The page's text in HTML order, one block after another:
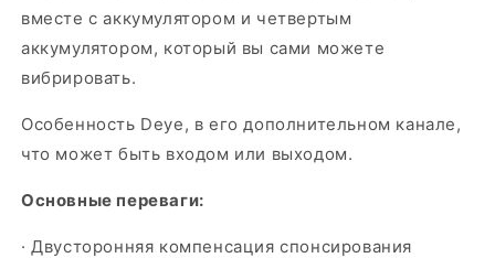
вместе с аккумулятором и четвертым
аккумулятором, который вы сами можете
вибрировать.
Особенность Deye, в его дополнительном канале,
что может быть входом или выходом.
Основные переваги:
· Двусторонняя компенсация спонсирования